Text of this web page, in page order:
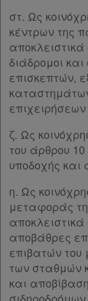
στ. Ως
κέντρων της
διάδρομοι
επισκεπτών,
ζ. Ως
του άρθρου 10
υποδοχής
η. Ως
μεταφοράς
αποβάθρες
επιβατών του
των σταθμών
και